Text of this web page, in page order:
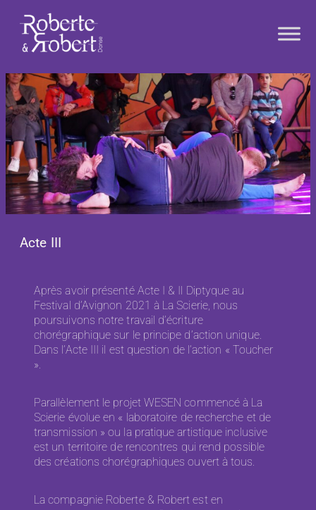
Aller
contenu
Acte III
Après avoir présenté Acte I & Il Diptyque au
Festival d’Avignon 2021 à La Scierie, nous
poursuivons notre travail d’écriture
chorégraphique sur le principe d’action unique.
Dans l’Acte III il est question de l’action « Toucher
».
Parallèlement le projet WESEN commencé à La
Scierie évolue en « laboratoire de recherche et de
transmission » ou la pratique artistique inclusive
est un territoire de rencontres qui rend possible
des créations chorégraphiques ouvert à tous.
La compagnie Roberte & Robert est en